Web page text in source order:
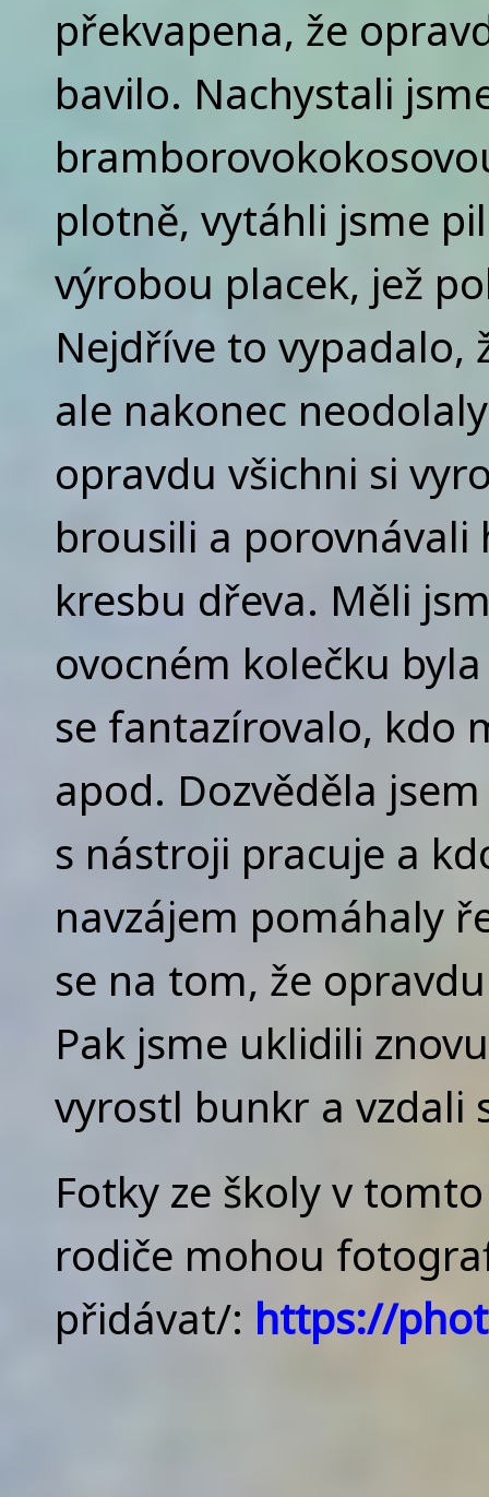
překvapena, že
bavilo. Nachystali
plotně, vytáhli jsme
výrobou placek, jež
Nejdříve to vypadalo,
ale nakonec
opravdu všichni si
brousili a
kresbu dřeva. Měli
ovocném kolečku
se fantazírovalo, kdo
apod. Dozvěděla
s nástroji pracuje a
navzájem pomáhaly
se na tom, že
Pak jsme uklidili
vyrostl bunkr a vzdali
Fotky ze školy v
rodiče mohou
přidávat/: https://